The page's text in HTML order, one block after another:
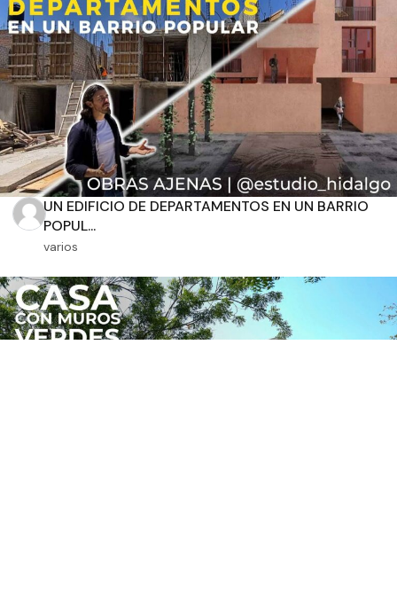
UN EDIFICIO DE DEPARTAMENTOS EN UN BARRIO
POPUL...
varios